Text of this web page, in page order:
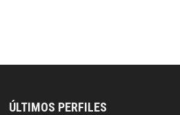
ÚLTIMOS PERFILES